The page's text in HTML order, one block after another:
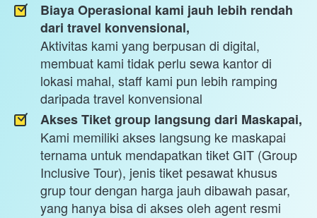
Biaya Operasional kami jauh lebih rendah
dari travel konvensional,
Aktivitas kami yang berpusan di digital,
membuat kami tidak perlu sewa kantor di
lokasi mahal, staff kami pun lebih ramping
daripada travel konvensional
Akses Tiket group langsung dari Maskapai,
Kami memiliki akses langsung ke maskapai
ternama untuk mendapatkan tiket GIT (Group
Inclusive Tour), jenis tiket pesawat khusus
grup tour dengan harga jauh dibawah pasar,
yang hanya bisa di akses oleh agent resmi